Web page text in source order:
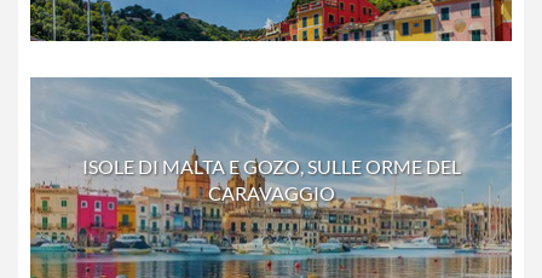
ISOLE DI MALTA E GOZO, SULLE ORME DEL
CARAVAGGIO